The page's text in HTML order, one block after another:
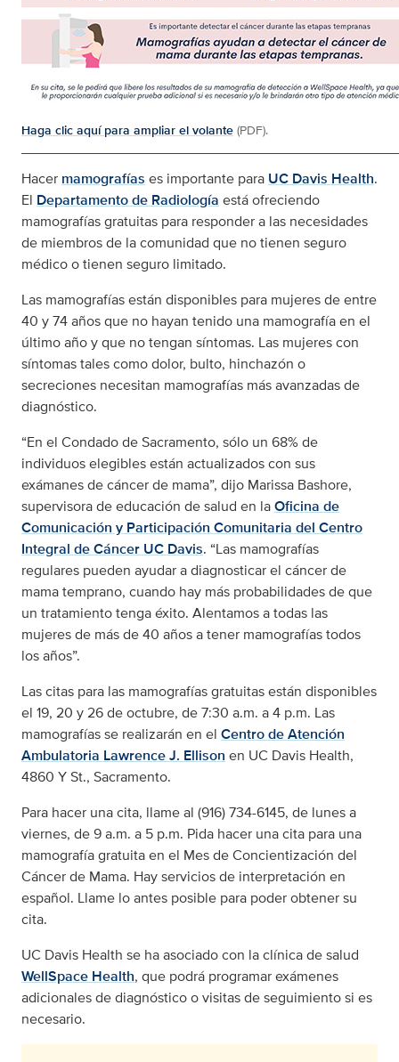
Haga clic aquí para ampliar el volante (PDF).
Hacer mamografías es importante para UC Davis Health.
El Departamento de Radiología está ofreciendo
mamografías gratuitas para responder a las necesidades
de miembros de la comunidad que no tienen seguro
médico o tienen seguro limitado.
Las mamografías están disponibles para mujeres de entre
40 y 74 años que no hayan tenido una mamografía en el
último año y que no tengan síntomas. Las mujeres con
síntomas tales como dolor, bulto, hinchazón o
secreciones necesitan mamografías más avanzadas de
diagnóstico.
“En el Condado de Sacramento, sólo un 68% de
individuos elegibles están actualizados con sus
exámanes de cáncer de mama”, dijo Marissa Bashore,
supervisora de educación de salud en laOficina de
Comunicación y Participación Comunitaria del Centro
Integral de Cáncer UC Davis. “Las mamografías
regulares pueden ayudar a diagnosticar el cáncer de
mama temprano, cuando hay más probabilidades de que
un tratamiento tenga éxito. Alentamos a todas las
mujeres de más de 40 años a tener mamografías todos
los años”.
Las citas para las mamografías gratuitas están disponibles
el 19, 20 y 26 de octubre, de 7:30 a.m. a 4 p.m. Las
mamografías se realizarán en el Centro de Atención
Ambulatoria Lawrence J. Ellison en UC Davis Health,
4860 Y St., Sacramento.
Para hacer una cita, llame al (916) 734-6145, de lunes a
viernes, de 9 a.m. a 5 p.m. Pida hacer una cita para una
mamografía gratuita en el Mes de Concientización del
Cáncer de Mama. Hay servicios de interpretación en
español. Llame lo antes posible para poder obtener su
cita.
UC Davis Health se ha asociado con la clínica de salud
WellSpace Health, que podrá programar exámenes
adicionales de diagnóstico o visitas de seguimiento si es
necesario.